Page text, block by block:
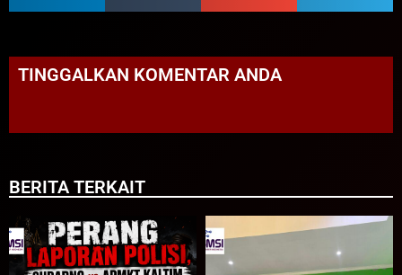
TINGGALKAN KOMENTAR ANDA
BERITA TERKAIT